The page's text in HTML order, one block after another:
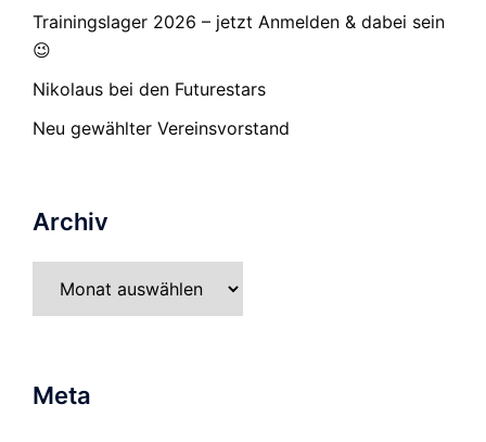
Trainingslager 2026 – jetzt Anmelden & dabei sein
😉
Nikolaus bei den Futurestars
Neu gewählter Vereinsvorstand
Archiv
Meta